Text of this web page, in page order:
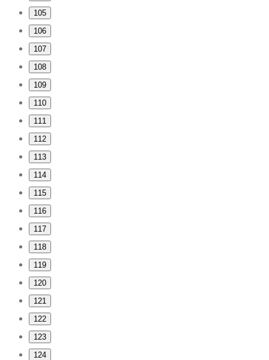
105
106
107
108
109
110
111
112
113
114
115
116
117
118
119
120
121
122
123
124